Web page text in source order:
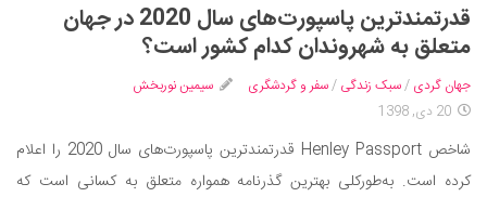
قدرتمندترین پاسپورت‌های سال 2020 در جهان
متعلق به شهروندان کدام کشور است؟
جهان گردی /سبک زندگی /سفر و گردشگری
سیمین نوربخش
20 دی, 1398
شاخص Henley Passport قدرتمندترین پاسپورت‌های سال 2020 را اعلام
کرده است. به‌طورکلی بهترین گذرنامه همواره متعلق به کسانی است که